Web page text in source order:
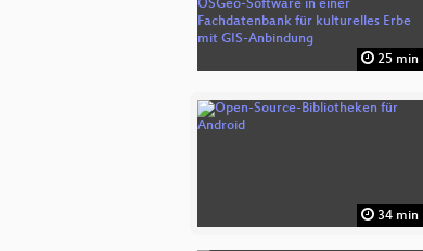
25 min
34 min